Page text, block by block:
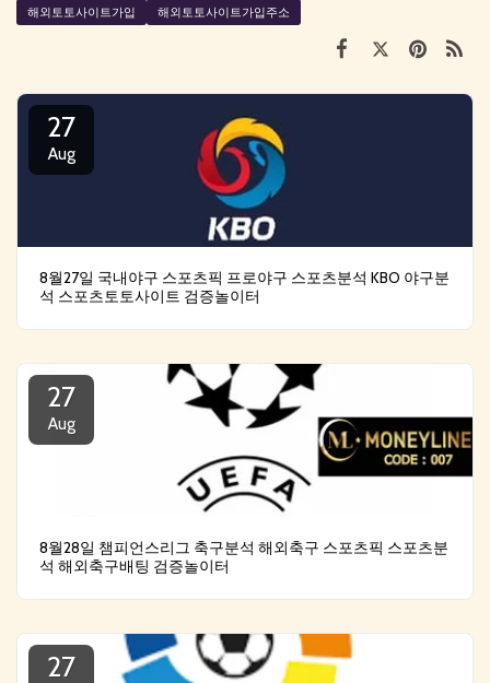
해외토토사이트가입
해외토토사이트가입주소
27
Aug
8월27일 국내야구 스포츠픽 프로야구 스포츠분석 KBO 야구분
석 스포츠토토사이트 검증놀이터
27
Aug
8월28일 챔피언스리그 축구분석 해외축구 스포츠픽 스포츠분
석 해외축구배팅 검증놀이터
27